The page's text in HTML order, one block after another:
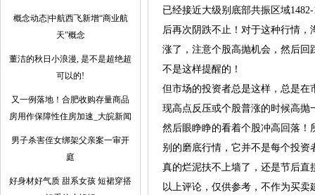
概念动态|中航西飞新增“商业航
天”概念
董洁的秋日小浪漫, 是不是超绝超
可以的!
又一例落地！合肥收购存量商品
房用作保障性住房加速_大皖新闻
男子杀害侄女绑架父亲案一审开
庭
好身材好气质 甜系女孩 短裙穿搭
已经接近大级别底部共振区域
后再次阴跌不止！对于这种行情
涨了，注意个股高抛机会，然后回
不是这样提醒的！
但市场的投资者总是这样，总是
现高点反压或个股普涨的时候高
然后眼睁睁的看着个股冲高回落
别的磨底行情，它并不是每个投
真的烂泥扶不上墙了，还是节后
以上评论，仅供参考，不作为买